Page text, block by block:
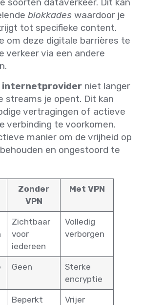
soorten dataverkeer. Dit kan
blokkades waardoor je
tot specifieke content.
om deze digitale barrières te
verkeer via een andere
internetprovider niet langer
streams je opent. Dit kan
vertragingen of actieve
verbinding te voorkomen.
manier om de vrijheid op
en ongestoord te
Zonder
VPN
Met VPN
Zichtbaar
voor
iedereen
Volledig
verborgen
Geen
Sterke
encryptie
Beperkt
Vrijer